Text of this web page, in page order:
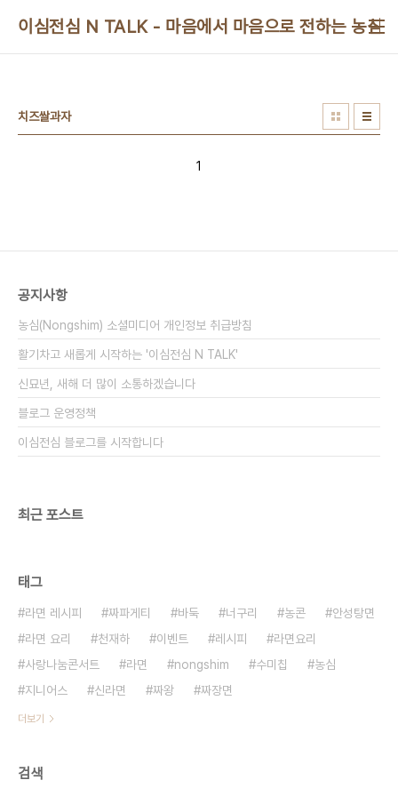
이심전심 N TALK - 마음에서 마음으로 전하는 농심
치즈쌀과자
1
공지사항
농심(Nongshim) 소셜미디어 개인정보 취급방침
활기차고 새롭게 시작하는 '이심전심 N TALK'
신묘년, 새해 더 많이 소통하겠습니다
블로그 운영정책
이심전심 블로그를 시작합니다
최근 포스트
태그
라면 레시피 짜파게티 바둑 너구리 농콘
안성탕면
라면 요리
천재하 이벤트 레시피
라면요리
사랑나눔콘서트
라면 nongshim 수미칩
농심
지니어스
신라면 짜왕 짜장면
더보기
검색